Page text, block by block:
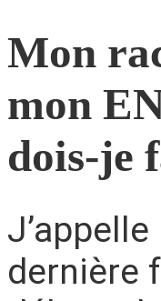
Mon
mon
dois-je
dernière